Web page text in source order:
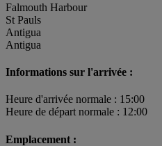
Falmouth Harbour
St Pauls
Antigua
Antigua
Informations sur l'arrivée :
Heure d'arrivée normale : 15:00
Heure de départ normale : 12:00
Emplacement :